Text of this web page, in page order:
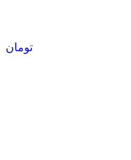
تومان